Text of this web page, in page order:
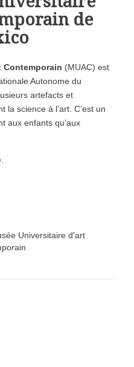
de
Contemporain (MUAC) est
Autonome du
artefacts et
la science à l’art. C’est un
aux enfants qu’aux